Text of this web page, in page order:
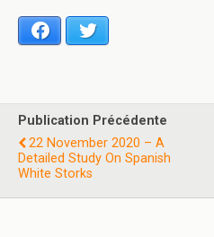
Facebook
Publication Précédente
22 November 2020 – A
Detailed Study On Spanish
White Storks